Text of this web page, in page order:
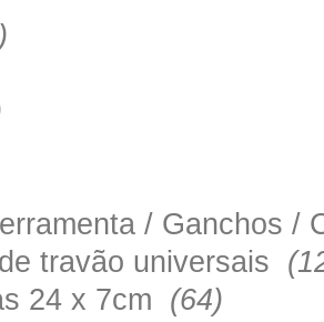
/ Ganchos
travão universais
24 x 7cm (64)